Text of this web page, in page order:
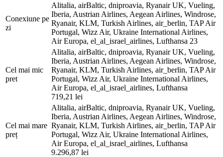
Conexiune pe
zi
Alitalia, airBaltic, dniproavia, Ryanair UK, Vueling,
Iberia, Austrian Airlines, Aegean Airlines, Windrose,
Ryanair, KLM, Turkish Airlines, air_berlin, TAP Air
Portugal, Wizz Air, Ukraine International Airlines,
Air Europa, el_al_israel_airlines, Lufthansa 23
Cel mai mic
pret
Alitalia, airBaltic, dniproavia, Ryanair UK, Vueling,
Iberia, Austrian Airlines, Aegean Airlines, Windrose,
Ryanair, KLM, Turkish Airlines, air_berlin, TAP Air
Portugal, Wizz Air, Ukraine International Airlines,
Air Europa, el_al_israel_airlines, Lufthansa
719,21 lei
Cel mai mare
preț
Alitalia, airBaltic, dniproavia, Ryanair UK, Vueling,
Iberia, Austrian Airlines, Aegean Airlines, Windrose,
Ryanair, KLM, Turkish Airlines, air_berlin, TAP Air
Portugal, Wizz Air, Ukraine International Airlines,
Air Europa, el_al_israel_airlines, Lufthansa
9.296,87 lei